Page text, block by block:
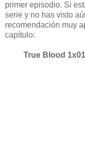
primer episodio. Si
serie y no has visto
recomendación muy
capítulo:
True Blood